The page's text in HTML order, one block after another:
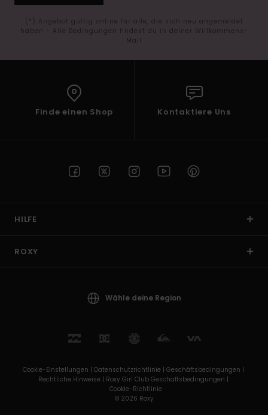
(*) Angebot gültig online für alle, die sich neu angemeldet
haben - Alle Bedingungen findest du in deiner Willkommens-
Mail
Finde einen Shop Kontaktiere Uns
HILFE
ROXY
Wähle deine Region
Cookie-Einstellungen | Datenschutzrichtlinie | Geschäftsbedingungen |
Rechtliche Hinweise | Roxy Girl Club Geschäftsbedingungen |
Cookie-Richtlinie
© 2026 Roxy